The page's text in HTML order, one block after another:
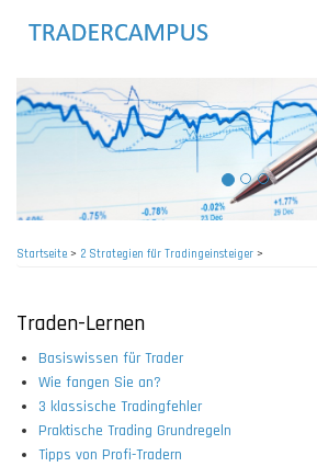
Startseite> 2 Strategien für Tradingeinsteiger >
Traden-Lernen
Basiswissen für Trader
Wie fangen Sie an?
3 klassische Tradingfehler
Praktische Trading Grundregeln
Tipps von Profi-Tradern